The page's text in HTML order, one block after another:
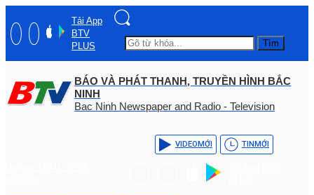
Tải App
BTV
PLUS
Tìm
BÁO VÀ PHÁT THANH, TRUYỀN HÌNH BẮC
NINH
Bac Ninh Newspaper and Radio - Television
VIDEOMỚI TINMỚI